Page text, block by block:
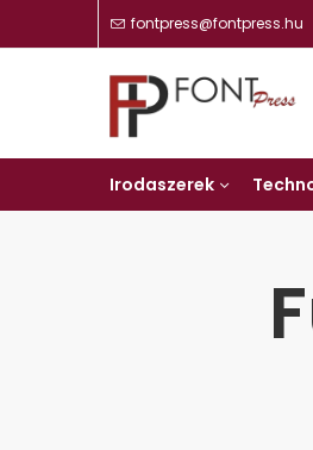
fontpress@fontpress.hu
Irodaszerek